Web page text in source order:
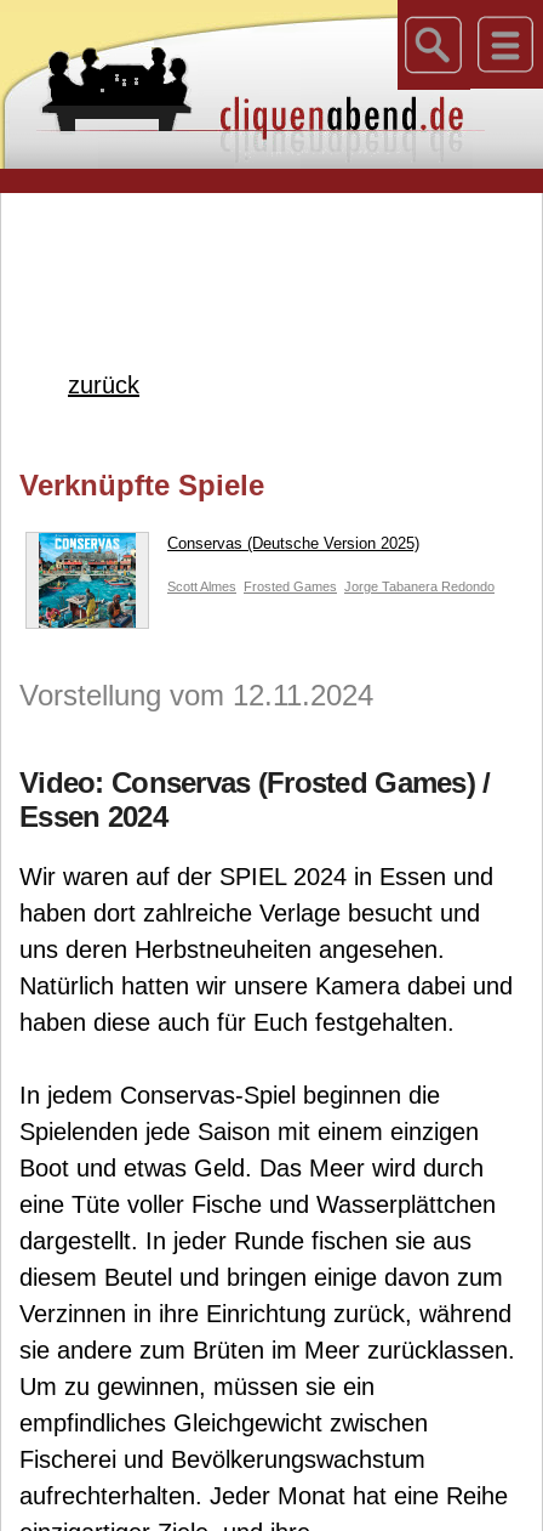
zurück
Verknüpfte Spiele
Conservas (Deutsche Version 2025)
Scott Almes Frosted Games Jorge Tabanera Redondo
Vorstellung vom 12.11.2024
Video: Conservas (Frosted Games) /
Essen 2024
Wir waren auf der SPIEL 2024 in Essen und
haben dort zahlreiche Verlage besucht und
uns deren Herbstneuheiten angesehen.
Natürlich hatten wir unsere Kamera dabei und
haben diese auch für Euch festgehalten.
In jedem Conservas-Spiel beginnen die
Spielenden jede Saison mit einem einzigen
Boot und etwas Geld. Das Meer wird durch
eine Tüte voller Fische und Wasserplättchen
dargestellt. In jeder Runde fischen sie aus
diesem Beutel und bringen einige davon zum
Verzinnen in ihre Einrichtung zurück, während
sie andere zum Brüten im Meer zurücklassen.
Um zu gewinnen, müssen sie ein
empfindliches Gleichgewicht zwischen
Fischerei und Bevölkerungswachstum
aufrechterhalten. Jeder Monat hat eine Reihe